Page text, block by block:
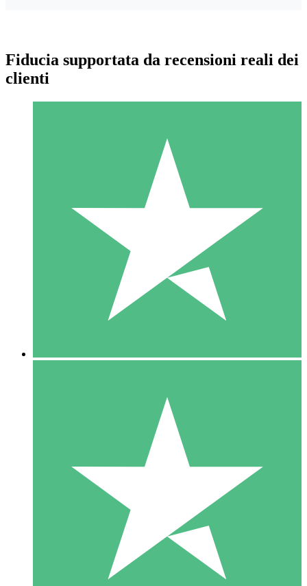
Pacchetti di Crediti Individuali
Paga a consumo con crediti di download. Nessun impegno
1 Download
10
US$1500
10 Download
20
Fiducia supportata da recensioni reali dei
clienti